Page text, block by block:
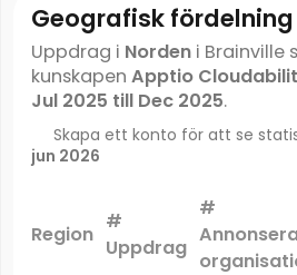
Geografisk fördelning
Uppdrag i Nordeni Brainville
kunskapen Apptio
Jul 2025 till Dec 2025.
Skapa ett konto för att se
jun 2026
Region
#
Uppdrag
#